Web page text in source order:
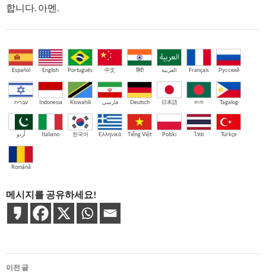
합니다. 아멘.
Español English Português 中文 हिंदी العربية Français Русский
עברית Indonesia Kiswahili فارسی Deutsch 日本語 বাংলা Tagalog
اُردو Italiano 한국어 Ελληνικά Tiếng Việt Polski ไทย Türkçe
Română
메시지를 공유하세요!
글
이전 글